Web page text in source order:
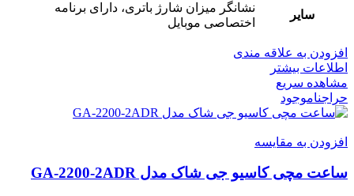
سایر
نشانگر میزان شارژ باتری، دارای برنامه
اختصاصی موبایل
افزودن به علاقه مندی
اطلاعات بیشتر
مشاهده سریع
حراجناموجود
افزودن به مقایسه
ساعت مچی کاسیو جی شاک مدل GA-2200-2ADR